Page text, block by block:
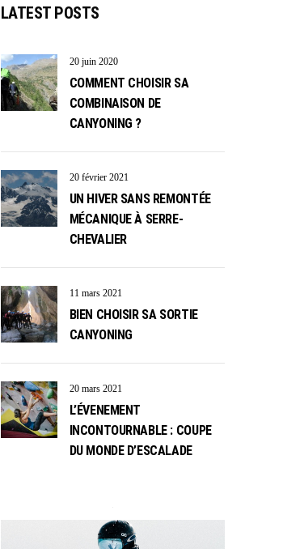
LATEST POSTS
20 juin 2020
COMMENT CHOISIR SA
COMBINAISON DE
CANYONING ?
20 février 2021
UN HIVER SANS REMONTÉE
MÉCANIQUE À SERRE-
CHEVALIER
11 mars 2021
BIEN CHOISIR SA SORTIE
CANYONING
20 mars 2021
L’ÉVENEMENT
INCONTOURNABLE : COUPE
DU MONDE D’ESCALADE